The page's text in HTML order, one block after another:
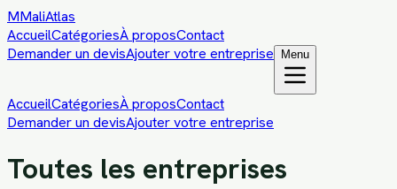
MMaliAtlas
AccueilCatégoriesÀ proposContact
Demander un devisAjouter votre entreprise Menu
AccueilCatégoriesÀ proposContact
Demander un devisAjouter votre entreprise
Toutes les entreprises